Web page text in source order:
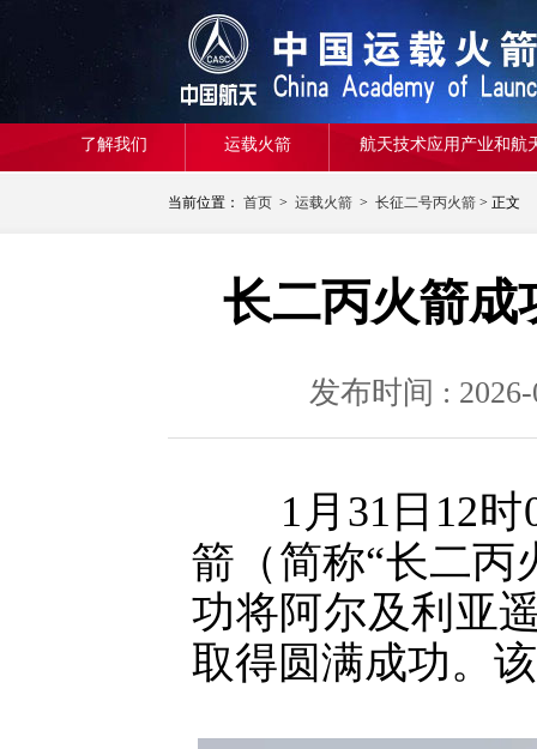
了解我们 运载火箭 航天技术应用产业和航
当前位置： 首页 > 运载火箭 > 长征二号丙火箭 > 正文
长二丙火箭成
发布时间 :
1月31日12时
箭（简称“长二丙
功将阿尔及利亚
取得圆满成功。